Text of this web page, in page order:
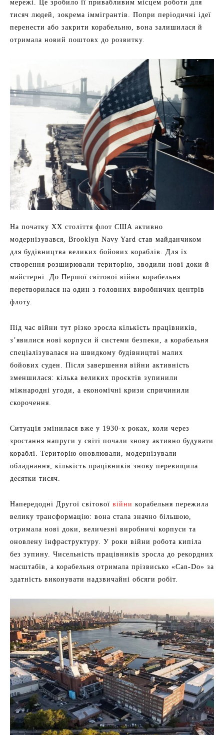
мережі. Це зробило її привабливим місцем роботи для
тисяч людей, зокрема іммігрантів. Попри періодичні ідеї
перенести або закрити корабельню, вона залишилася й
отримала новий поштовх до розвитку.
На початку ХХ століття флот США активно
модернізувався, Brooklyn Navy Yard став майданчиком
для будівництва великих бойових кораблів. Для їх
створення розширювали територію, зводили нові доки й
майстерні. До Першої світової війни корабельня
перетворилася на один з головних виробничих центрів
флоту.
Під час війни тут різко зросла кількість працівників,
з’явилися нові корпуси й системи безпеки, а корабельня
спеціалізувалася на швидкому будівництві малих
бойових суден. Після завершення війни активність
зменшилася: кілька великих проєктів зупинили
міжнародні угоди, а економічні кризи спричинили
скорочення.
Ситуація змінилася вже у 1930-х роках, коли через
зростання напруги у світі почали знову активно будувати
кораблі. Територію оновлювали, модернізували
обладнання, кількість працівників знову перевищила
десятки тисяч.
Напередодні Другої світової війни корабельня пережила
велику трансформацію: вона стала значно більшою,
отримала нові доки, величезні виробничі корпуси та
оновлену інфраструктуру. У роки війни робота кипіла
без зупину. Чисельність працівників зросла до рекордних
масштабів, а корабельня отримала прізвисько «Can-Do» за
здатність виконувати надзвичайні обсяги робіт.